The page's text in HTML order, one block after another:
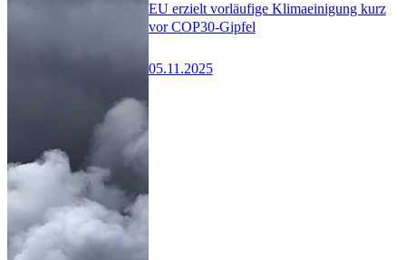
EU erzielt vorläufige Klimaeinigung kurz
vor COP30-Gipfel
05.11.2025